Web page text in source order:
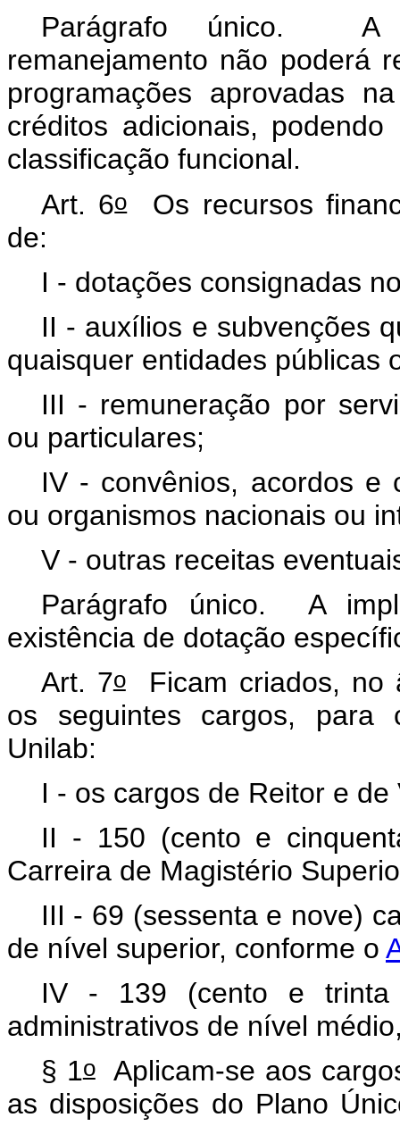
Parágrafo único. A
remanejamento não poderá
programações aprovadas
créditos adicionais,
classificação funcional.
Art. 6oOs recursos
de:
I - dotações consignadas
II - auxílios e subvenções
quaisquer entidades públicas
III - remuneração por
ou particulares;
IV - convênios, acordos e
ou organismos nacionais ou
V - outras receitas
Parágrafo único. A
existência de dotação
Art. 7oFicam criados, no
os seguintes cargos, para
Unilab:
I - os cargos de Reitor e de
II - 150 (cento e
Carreira de Magistério
III - 69 (sessenta e nove)
de nível superior, conforme o
IV - 139 (cento e trinta
administrativos de nível
§ 1oAplicam-se aos
as disposições do Plano